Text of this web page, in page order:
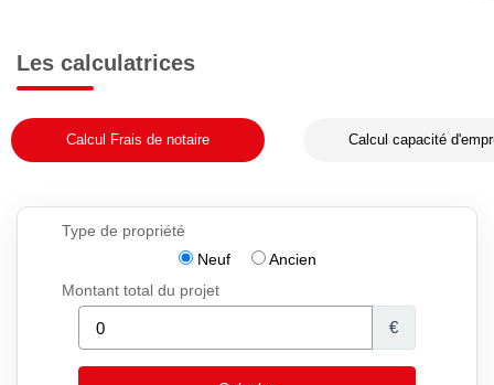
Les calculatrices
Calcul Frais de notaire Calcul capacité